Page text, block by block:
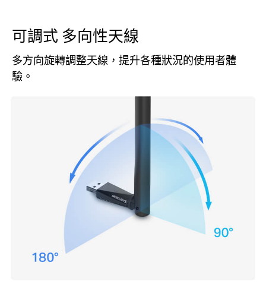
可調式 多向性天線
多方向旋轉調整天線，提升各種狀況的使用者體
驗。